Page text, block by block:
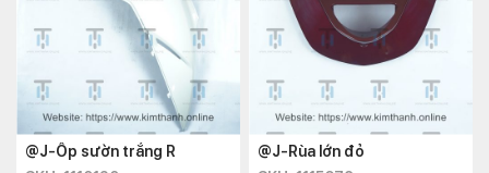
@J-Ốp sườn trắng R
@J-Rùa lớn đỏ